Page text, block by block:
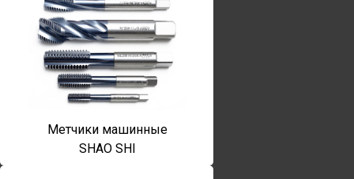
Метчики машинные
SHAO SHI